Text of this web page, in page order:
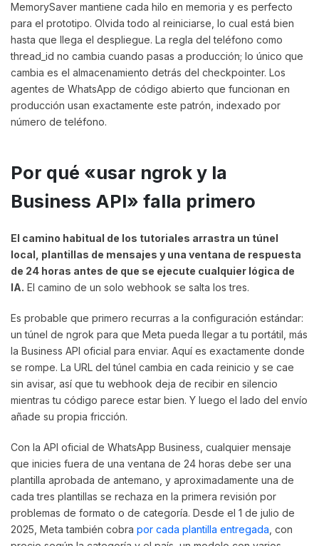
MemorySaver mantiene cada hilo en memoria y es perfecto
para el prototipo. Olvida todo al reiniciarse, lo cual está bien
hasta que llega el despliegue. La regla del teléfono como
thread_id no cambia cuando pasas a producción; lo único que
cambia es el almacenamiento detrás del checkpointer. Los
agentes de WhatsApp de código abierto que funcionan en
producción usan exactamente este patrón, indexado por
número de teléfono.
Por qué «usar ngrok y la
Business API» falla primero
El camino habitual de los tutoriales arrastra un túnel
local, plantillas de mensajes y una ventana de respuesta
de 24 horas antes de que se ejecute cualquier lógica de
IA. El camino de un solo webhook se salta los tres.
Es probable que primero recurras a la configuración estándar:
un túnel de ngrok para que Meta pueda llegar a tu portátil, más
la Business API oficial para enviar. Aquí es exactamente donde
se rompe. La URL del túnel cambia en cada reinicio y se cae
sin avisar, así que tu webhook deja de recibir en silencio
mientras tu código parece estar bien. Y luego el lado del envío
añade su propia fricción.
Con la API oficial de WhatsApp Business, cualquier mensaje
que inicies fuera de una ventana de 24 horas debe ser una
plantilla aprobada de antemano, y aproximadamente una de
cada tres plantillas se rechaza en la primera revisión por
problemas de formato o de categoría. Desde el 1 de julio de
2025, Meta también cobra por cada plantilla entregada , con